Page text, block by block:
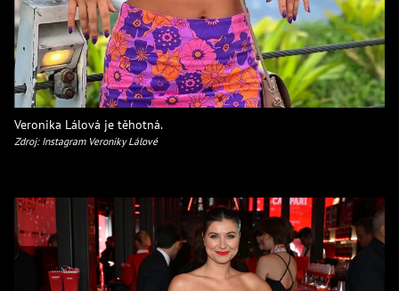
Veronika Lálová je těhotná.
Zdroj: Instagram Veroniky Lálové